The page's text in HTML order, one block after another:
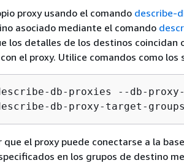
proxy usando el comando describe-
asociado mediante el comando
los detalles de los destinos coincidan
el proxy. Utilice comandos como los
db-proxies --db-proxy-
que el proxy puede conectarse a la
en los grupos de destino